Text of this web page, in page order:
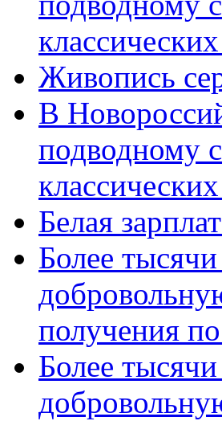
Живопись
В
подводному
Белая
Более
получения
Более